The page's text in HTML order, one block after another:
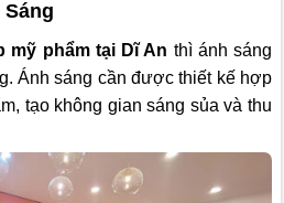
Sáng
mỹ phẩm tại Dĩ An thì ánh sáng
Ánh sáng cần được thiết kế hợp
tạo không gian sáng sủa và thu